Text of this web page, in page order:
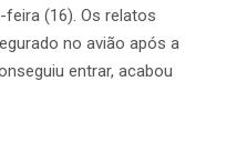
(16). Os relatos
no avião após a
entrar, acabou